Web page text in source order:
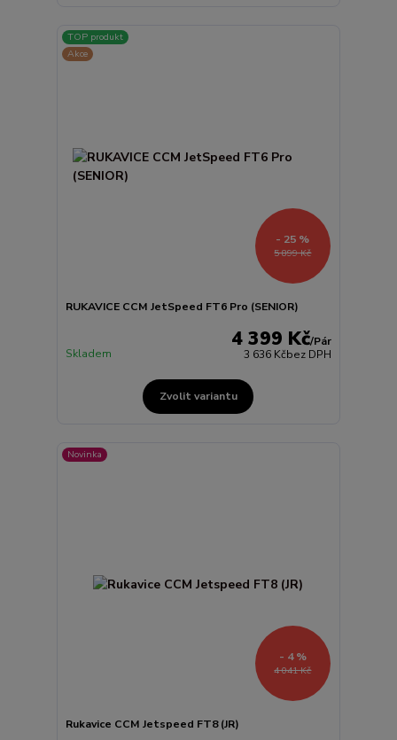
TOP produkt
Akce
5 899 Kč
- 25 %
RUKAVICE CCM JetSpeed FT6 Pro (SENIOR)
4 399 Kč/Pár
3 636 Kčbez DPH
Skladem
Zvolit variantu
Novinka
4 041 Kč
- 4 %
Rukavice CCM Jetspeed FT8 (JR)